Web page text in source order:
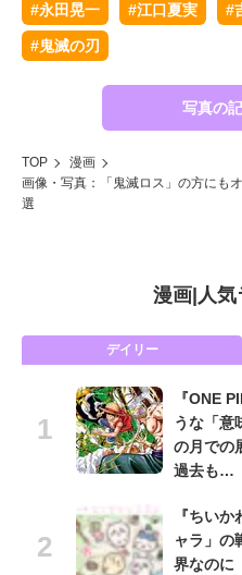
#永田晃一 #江口夏実 #
#鬼滅の刃
写真の
TOP
漫画
画像・写真：「鬼滅ロス」の方にも
選
漫画| 人
デイリー
『ONE
うな「
の月での
過去も…
『ちい
ャラ」
界なのに